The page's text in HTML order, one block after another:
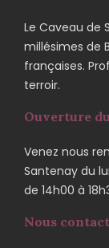
Le Caveau de
millésimes de
françaises.
terroir.
Ouverture
Venez nous
Santenay du
de 14h00 à
Nous